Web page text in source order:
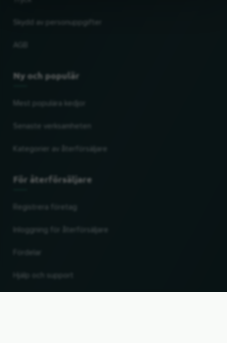
Ny och populär
Senaste verksamheten
Kategorier av återförsäljare
För återförsäljare
Inloggning för återförsäljare
Fördelar